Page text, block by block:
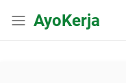
AyoKerja